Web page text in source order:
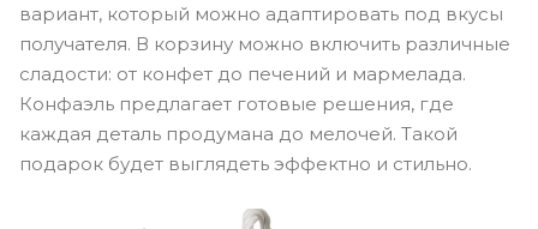
вариант, который можно адаптировать под вкусы
получателя. В корзину можно включить различные
сладости: от конфет до печений и мармелада.
Конфаэль предлагает готовые решения, где
каждая деталь продумана до мелочей. Такой
подарок будет выглядеть эффектно и стильно.